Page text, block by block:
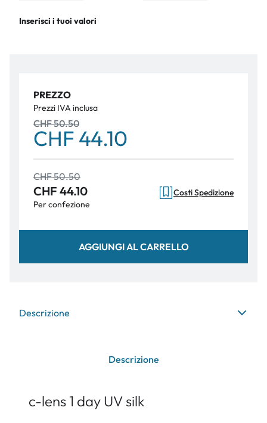
Inserisci i tuoi valori
PREZZO
Prezzi IVA inclusa
CHF 50.50
CHF 44.10
CHF 50.50
CHF 44.10
Per confezione
Costi Spedizione
AGGIUNGI AL CARRELLO
Descrizione
Descrizione
c-lens 1 day UV silk